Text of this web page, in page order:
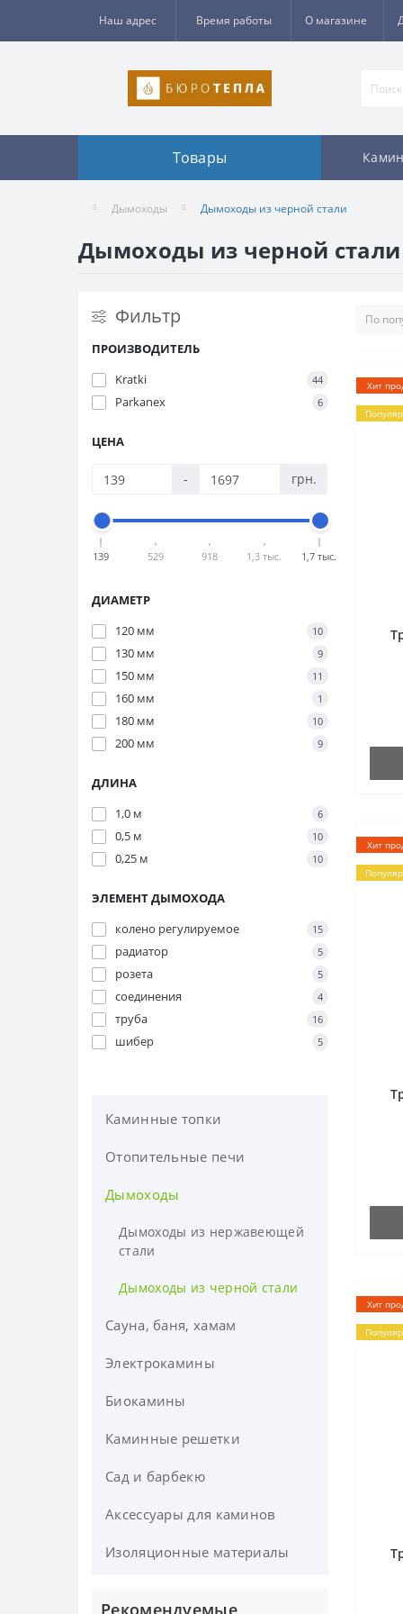
Наш адрес Время работы О магазине
Товары
Дымоходы Дымоходы из черной стали
Дымоходы из черной стали
Фильтр
ПРОИЗВОДИТЕЛЬ
Kratki
44
Parkanex 6
ЦЕНА
- грн.
139 529 918 1,3 тыс. 1,7 тыс.
ДИАМЕТР
120 мм
10
130 мм 9
150 мм 11
160 мм 1
180 мм 10
200 мм 9
ДЛИНА
1,0 м
6
0,5 м 10
0,25 м 10
ЭЛЕМЕНТ ДЫМОХОДА
колено регулируемое
15
радиатор 5
розета 5
соединения 4
труба 16
шибер 5
Каминные топки
Отопительные печи
Дымоходы
Дымоходы из нержавеющей
стали
Дымоходы из черной стали
Сауна, баня, хамам
Дровяные печи для бани и
Электрокамины
Биокамины
Каминные решетки
Сад и барбекю
Газовые грили и барбекю
Гриль-планча
Аксессуары для каминов
Cредства для чистки
Инструменты для чистки
Изоляционные материалы
Рекомендуемые
Хит
Хит
Хит